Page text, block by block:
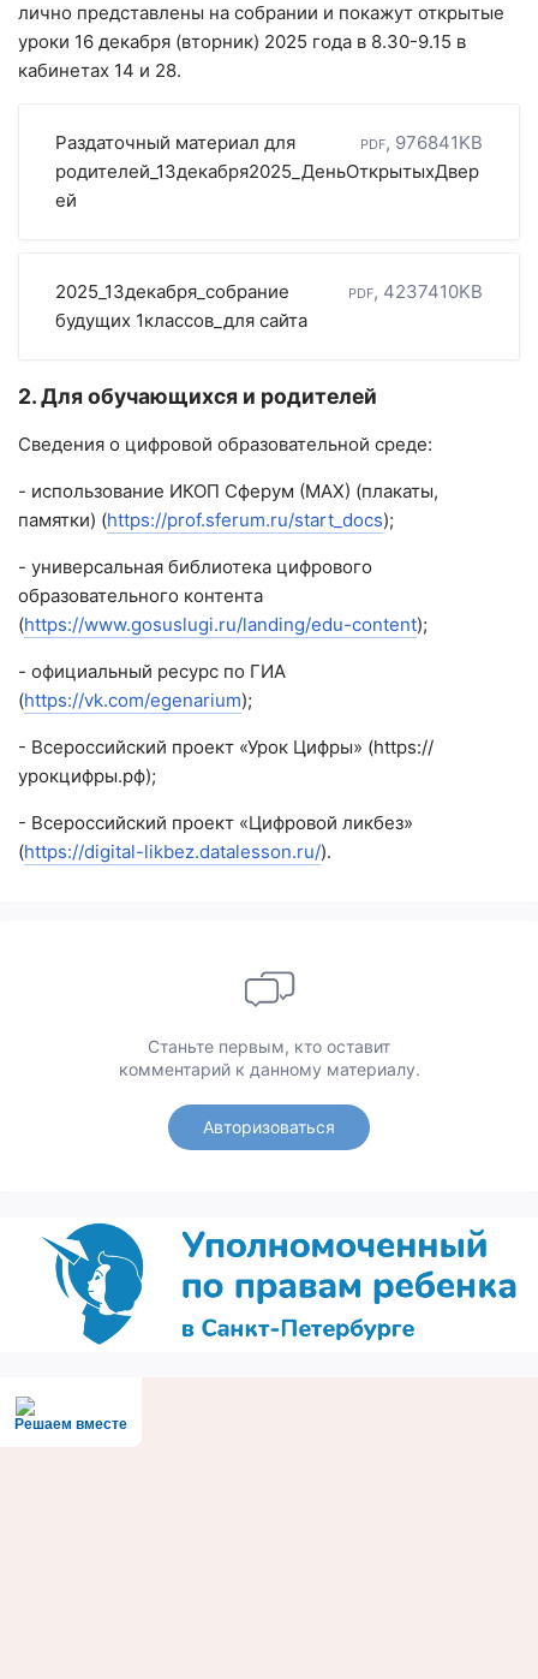
лично представлены на собрании и покажут открытые
уроки 16 декабря (вторник) 2025 года в 8.30-9.15 в
кабинетах 14 и 28.
pdf, 976841KB
Раздаточный материал для
родителей_13декабря2025_ДеньОткрытыхДвер
ей
pdf, 4237410KB
2025_13декабря_собрание
будущих 1классов_для сайта
2. Для обучающихся и родителей
Сведения о цифровой образовательной среде:
- использование ИКОП Сферум (МАХ) (плакаты,
памятки) (https://prof.sferum.ru/start_docs);
- универсальная библиотека цифрового
образовательного контента
(https://www.gosuslugi.ru/landing/edu-content);
- официальный ресурс по ГИА
(https://vk.com/egenarium);
- Всероссийский проект «Урок Цифры» (https://
урокцифры.рф);
- Всероссийский проект «Цифровой ликбез»
(https://digital-likbez.datalesson.ru/).
Станьте первым, кто оставит
комментарий к данному материалу.
Авторизоваться
Решаем вместе